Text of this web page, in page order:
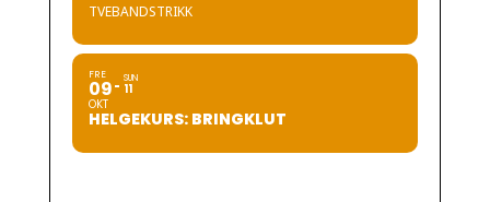
TVEBANDSTRIKK
FRE
09
OKT
SUN
11
HELGEKURS: BRINGKLUT